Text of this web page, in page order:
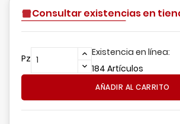
Consultar existencias en
Pz
Existencia en línea:
184 Artículos
AÑADIR AL CARRITO